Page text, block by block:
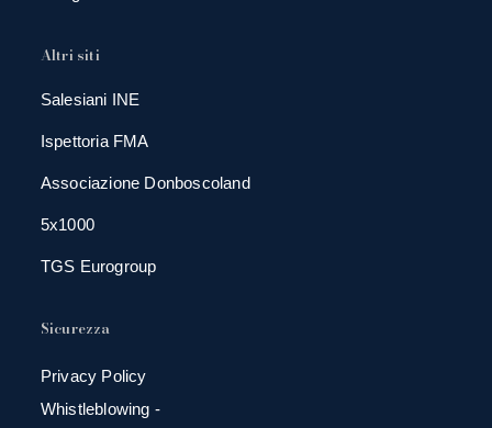
Altri siti
Salesiani INE
Ispettoria FMA
Associazione Donboscoland
5x1000
TGS Eurogroup
Sicurezza
Privacy Policy
Whistleblowing -